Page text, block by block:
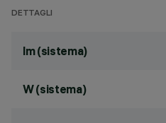
DETTAGLI
lm (sistema)
W (sistema)